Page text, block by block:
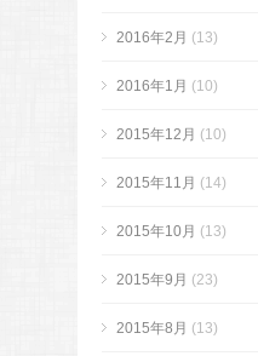
2016年2月 (13)
2016年1月 (10)
2015年12月 (10)
2015年11月 (14)
2015年10月 (13)
2015年9月 (23)
2015年8月 (13)